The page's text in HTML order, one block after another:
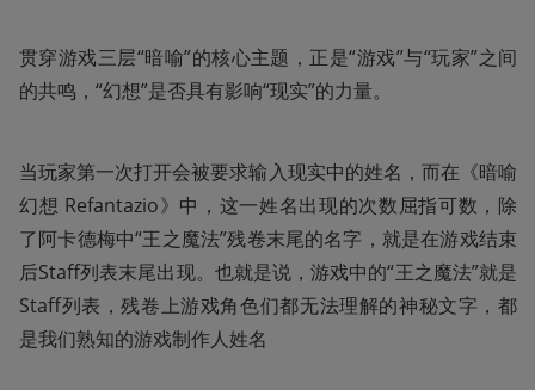
贯穿游戏三层“暗喻”的核心主题，正是“游戏”与“玩家”之间
的共鸣，“幻想”是否具有影响“现实”的力量。
当玩家第一次打开会被要求输入现实中的姓名，而在《暗喻
幻想 Refantazio》中，这一姓名出现的次数屈指可数，除
了阿卡德梅中“王之魔法”残卷末尾的名字，就是在游戏结束
后Staff列表末尾出现。也就是说，游戏中的“王之魔法”就是
Staff列表，残卷上游戏角色们都无法理解的神秘文字，都
是我们熟知的游戏制作人姓名